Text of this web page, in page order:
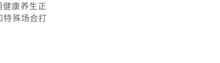
康养生正
殊场合打